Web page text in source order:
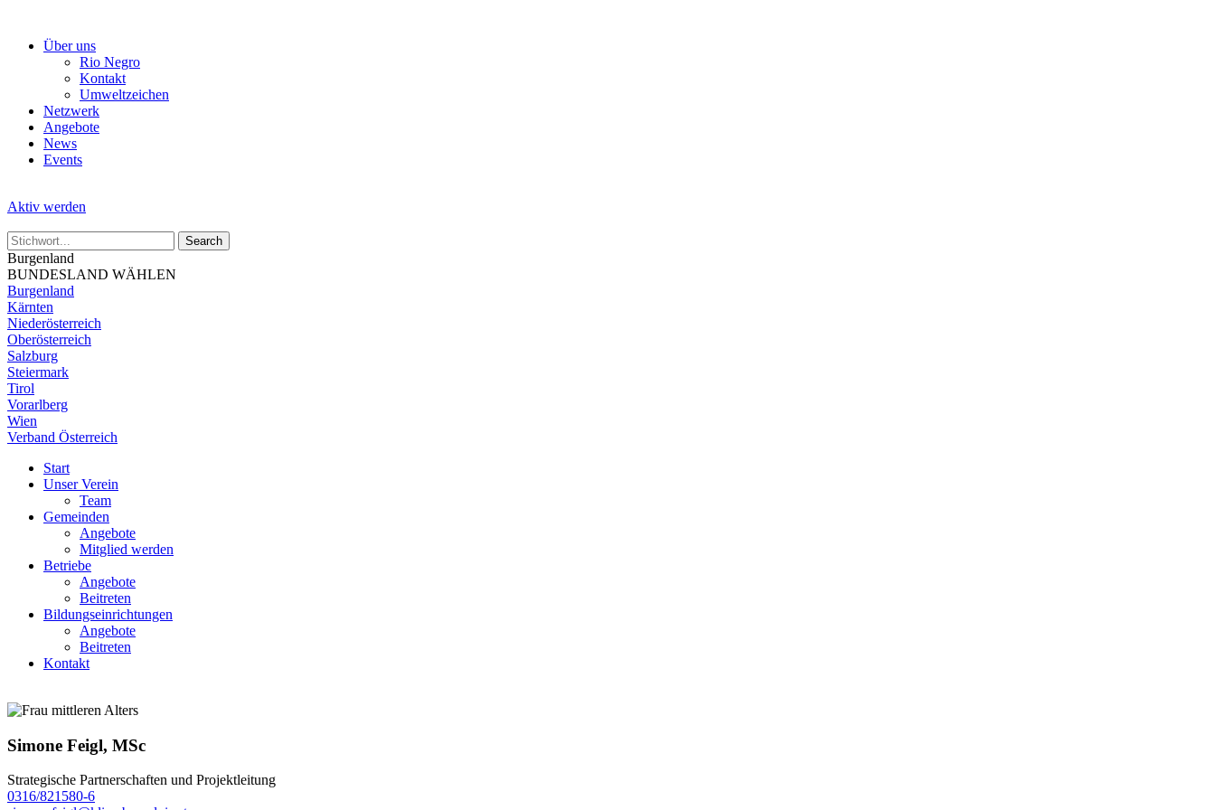
Über uns
Rio Negro
Kontakt
Umweltzeichen
Netzwerk
Angebote
News
Events
Aktiv werden
Burgenland
BUNDESLAND WÄHLEN
Burgenland
Kärnten
Niederösterreich
Oberösterreich
Salzburg
Steiermark
Tirol
Vorarlberg
Wien
Verband Österreich
Start
Unser Verein
Team
Gemeinden
Angebote
Mitglied werden
Betriebe
Angebote
Beitreten
Bildungseinrichtungen
Angebote
Beitreten
Kontakt
Simone Feigl, MSc
Strategische Partnerschaften und Projektleitung
0316/821580-6